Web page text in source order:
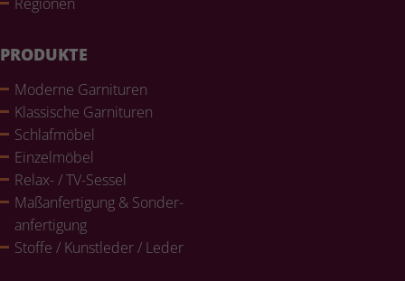
PRODUKTE
Moderne Gar­ni­tu­ren
Klas­si­sche Gar­ni­tu­ren
Schlaf­mö­bel
Ein­zel­mö­bel
Relax- / TV-Sessel
Maß­an­fer­ti­gung & Son­der­
an­fer­ti­gung
Stoffe / Kunst­le­der / Leder